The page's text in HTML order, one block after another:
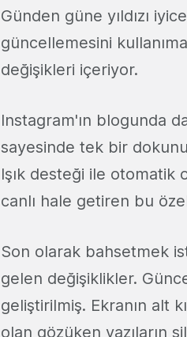
Günden güne yıldızı
güncellemesini
değişikleri içeriyor.
Instagram'ın blogunda
sayesinde tek bir
Işık desteği ile otomatik
canlı hale getiren bu
Son olarak bahsetmek
gelen değişiklikler.
geliştirilmiş. Ekranın alt
olan gözüken yazıların